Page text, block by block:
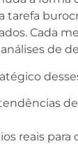
tarefa
Cada
de
reais